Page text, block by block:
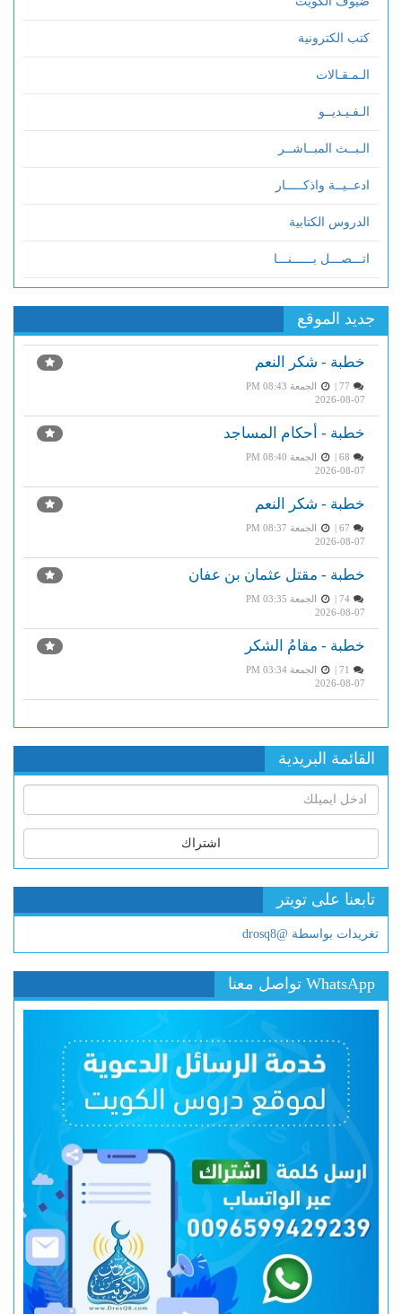
كتب الكترونية
الـمـقـالات
الـفـيـديــو
الـبــث المبــاشــر
ادعــيــة واذكـــــار
الدروس الكتابية
اتـــصـــل بــــــنـــا
جديد الموقع
خطبة - شكر النعم
الجمعة PM 08:43
2026-08-07
خطبة - أحكام المساجد
الجمعة PM 08:40
2026-08-07
خطبة - شكر النعم
الجمعة PM 08:37
2026-08-07
خطبة - مقتل عثمان بن عفان
74 |
الجمعة PM 03:35
2026-08-07
خطبة - مقامُ الشكر
الجمعة PM 03:34
2026-08-07
القائمة البريدية
اشتراك
تابعنا على تويتر
تغريدات بواسطة @drosq8
WhatsApp تواصل معنا